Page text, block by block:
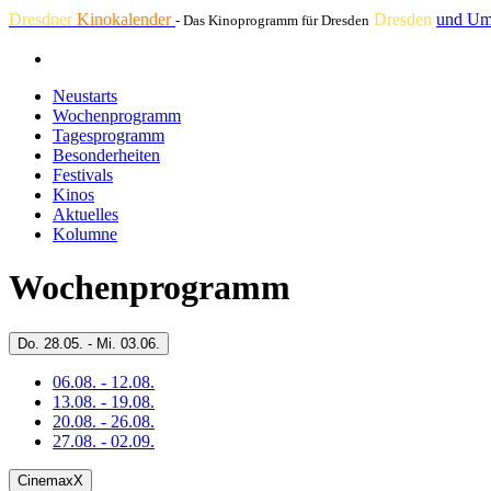
DresdnerKinokalender - Das Kinoprogramm für Dresden Dresden und
Neustarts
Wochenprogramm
Tagesprogramm
Besonderheiten
Festivals
Kinos
Aktuelles
Kolumne
Wochenprogramm
Do. 28.05. - Mi. 03.06.
06.08. - 12.08.
13.08. - 19.08.
20.08. - 26.08.
27.08. - 02.09.
CinemaxX